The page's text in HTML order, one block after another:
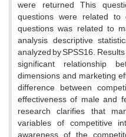
were returned This
questions were related to
questions was related to
analysis, descriptive
analyzed by SPSS16.
significant relationship
dimensions and marketing
difference between
effectiveness of male and
research clarifies that
variables of competitive